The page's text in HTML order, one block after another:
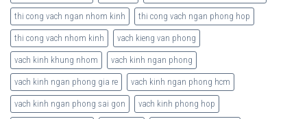
thi cong vach ngan nhom kinh thi cong vach ngan phong hop
thi cong vach nhom kinh vach kieng van phong
vach kinh khung nhom vach kinh ngan phong
vach kinh ngan phong gia re vach kinh ngan phong hcm
vach kinh ngan phong sai gon vach kinh phong hop